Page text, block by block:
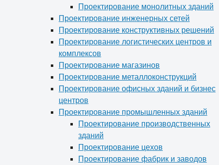
Проектирование монолитных зданий
Проектирование инженерных сетей
Проектирование конструктивных решений
Проектирование логистических центров и
комплексов
Проектирование магазинов
Проектирование металлоконструкций
Проектирование офисных зданий и бизнес
центров
Проектирование промышленных зданий
Проектирование производственных
зданий
Проектирование цехов
Проектирование фабрик и заводов